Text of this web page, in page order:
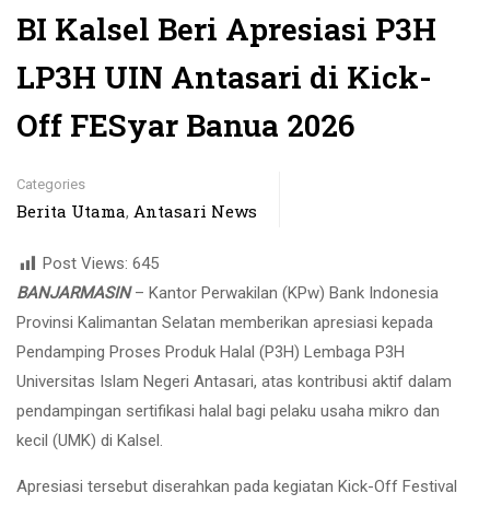
BI Kalsel Beri Apresiasi P3H
LP3H UIN Antasari di Kick-
Off FESyar Banua 2026
Categories
Berita Utama, Antasari News
Post Views: 645
BANJARMASIN– Kantor Perwakilan (KPw) Bank Indonesia
Provinsi Kalimantan Selatan memberikan apresiasi kepada
Pendamping Proses Produk Halal (P3H) Lembaga P3H
Universitas Islam Negeri Antasari, atas kontribusi aktif dalam
pendampingan sertifikasi halal bagi pelaku usaha mikro dan
kecil (UMK) di Kalsel.
Apresiasi tersebut diserahkan pada kegiatan Kick-Off Festival